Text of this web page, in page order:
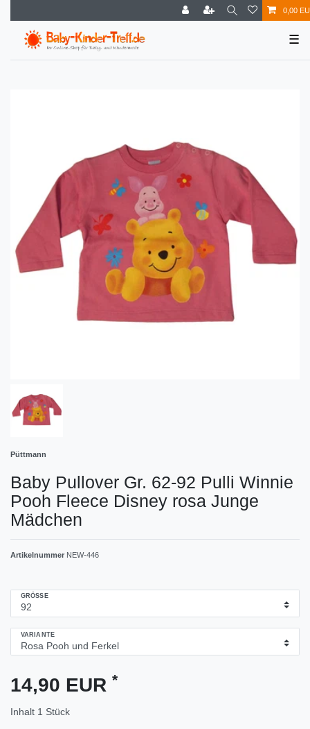
0,00
☰
Püttmann
Baby Pullover Gr. 62-92 Pulli Winnie
Pooh Fleece Disney rosa Junge
Mädchen
Artikelnummer NEW-446
GRÖSSE
VARIANTE
14,90 EUR *
Inhalt 1 Stück